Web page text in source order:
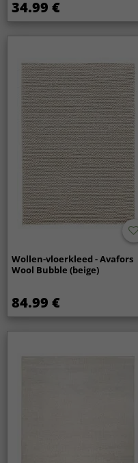
34.99 €
Wollen-vloerkleed - Avafors
Wool Bubble (beige)
84.99 €